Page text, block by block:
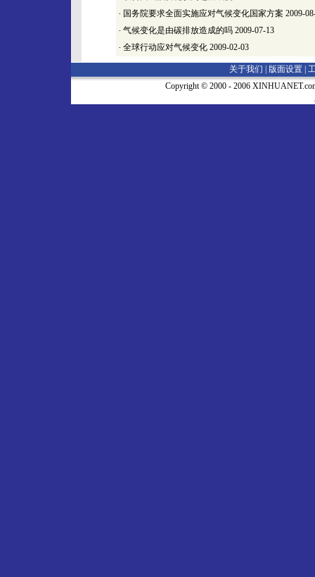
· 国务院要求全面实施应对气候变化国家方案 2009-
· 气候变化是由碳排放造成的吗 2009-07-13
· 全球行动应对气候变化 2009-02-03
关于我们 | 版面设置
Copyright © 2000 - 2006